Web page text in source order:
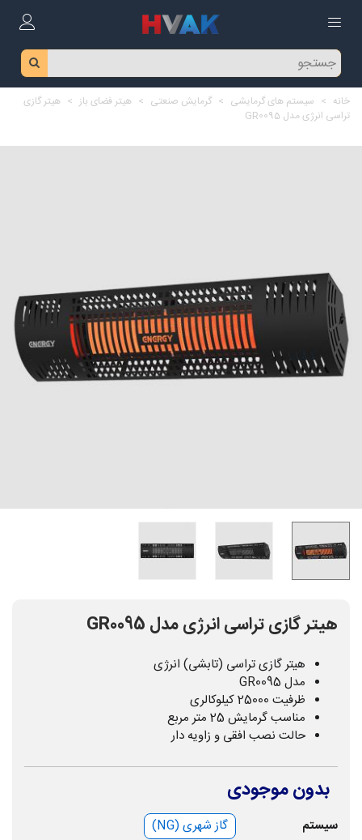
خانه > سیستم های گرمایشی > گرمایش صنعتی > هیتر فضای باز > هیتر گازی
تراسی انرژی مدل GR0095
هیتر گازی تراسی انرژی مدل GR0095
هیتر گازی تراسی (تابشی) انرژی
مدل GR0095
ظرفیت 25000 کیلوکالری
مناسب گرمایش 25 متر مربع
حالت نصب افقی و زاویه دار
بدون موجودی
سیستم گاز شهری (NG)